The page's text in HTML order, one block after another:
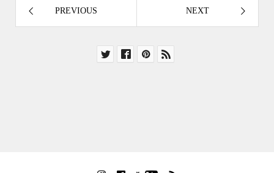
PREVIOUS NEXT